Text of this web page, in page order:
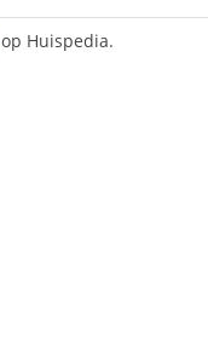
op Huispedia.